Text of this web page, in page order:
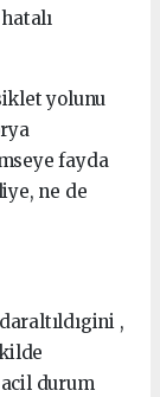
yolunu
fayda
ne de
,
durum